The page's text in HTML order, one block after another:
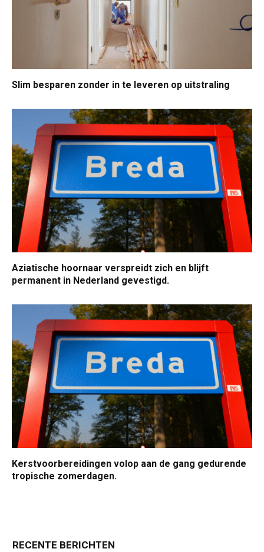
Slim besparen zonder in te leveren op uitstraling
Aziatische hoornaar verspreidt zich en blijft
permanent in Nederland gevestigd.
Kerstvoorbereidingen volop aan de gang gedurende
tropische zomerdagen.
RECENTE BERICHTEN